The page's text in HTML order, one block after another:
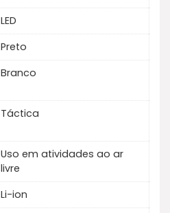
LED
Preto
Branco
Táctica
Uso em atividades ao ar
livre
Li-ion